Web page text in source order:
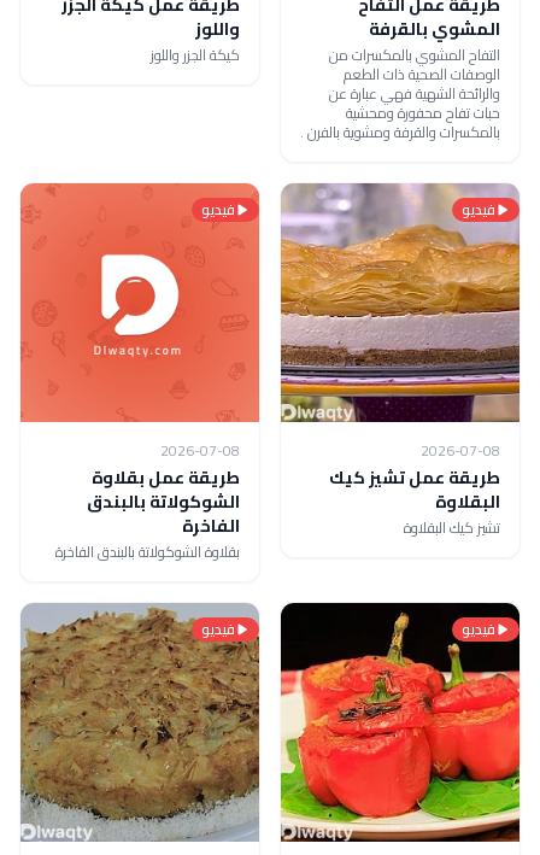
المشوي بالقرفة
التفاح المشوي بالمكسرات من
الوصفات الصحية ذات الطعم
والرائحة الشهية فهي عبارة عن
حبات تفاح محفورة ومحشية
بالمكسرات والقرفة ومشوية بالفرن .
واللوز
كيكة الجزر واللوز
فيديو
2026-07-08
طريقة عمل تشيز كيك
البقلاوة
تشيز كيك البقلاوة
فيديو
2026-07-08
طريقة عمل بقلاوة
الشوكولاتة بالبندق
الفاخرة
بقلاوة الشوكولاتة بالبندق الفاخرة
فيديو فيديو